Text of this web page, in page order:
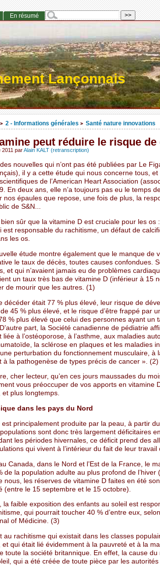
Lançonnais
> 2 - Informations générales > Santé nature innovations
peut réduire le risque de
parAlain KALT (retranscription)
nouvelles qui n’ont pas été publiées par Le
il y a cette étude qui nous concerne tous,
de l’American Heart Association
En deux ans, elle n’a toujours pas eu le temps
nos épaules que repose, une fois de plus, la
de S&N...
sûr que la vitamine D est cruciale pour les os
est responsable du rachitisme, un défaut de
les os.
étude montre également que le manque de
le taux de décès, toutes causes confondues.
et qui n’avaient jamais eu de problèmes
un taux très bas de vitamine D (inférieur à 15
de mourir que les autres. (1)
décéder était 77 % plus élevé, leur risque de
45 % plus élevé, et le risque d’être frappé par
% plus élevé que celui des personnes ayant un
part, la Société canadienne de pédiatrie
liée à l’ostéoporose, à l’asthme, aux maladies
la sclérose en plaques et les maladies
perturbation du fonctionnement musculaire, à
à la pathogenèse de types précis de cancer ».
cher lecteur, qu’en ces jours maussades du
vous préoccuper de vos apports en vitamine
et plus longtemps.
dans les pays du Nord
est principalement produite par la peau, à partir
sont donc très largement déficitaires
les périodes hivernales, ce déficit prend des
qui vivent à l’intérieur du fait de leur travail
Canada, dans le Nord et l’Est de la France, le
de la population adulte au plus profond de l’hiver
nous, les réserves de vitamine D faites en été
(entre le 15 septembre et le 15 octobre).
la faible exposition des enfants au soleil est
qui pourrait toucher 40 % d’entre eux,
of Médicine. (3)
au rachitisme qui existait dans les classes
et qui était lié évidemment à la pauvreté et à la
toute la société britannique. En effet, la cause
qui a été créée de toute pièce par les
En résumé